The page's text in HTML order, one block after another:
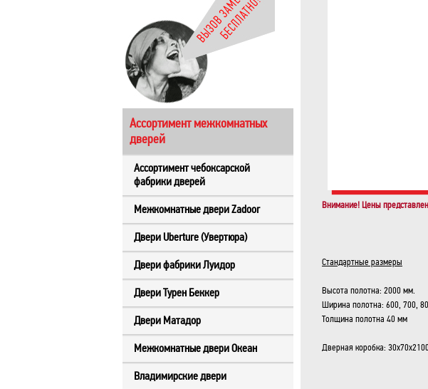
Ассортимент межкомнатных
дверей
Ассортимент чебоксарской
фабрики дверей
Межкомнатные двери Zadoor
Двери Uberture (Увертюра)
Двери фабрики Луидор
Двери Турен Беккер
Двери Матадор
Межкомнатные двери Океан
Владимирские двери
Внимание! Цены
Cтандартные размеры
Высота полотна: 2000 мм.
Ширина полотна: 600, 700,
Толщина полотна 40 мм
Дверная коробка: